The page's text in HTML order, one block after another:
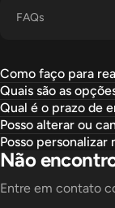
FAQs
Como faço para
Quais são as
Qual é o prazo de
Posso alterar ou
Posso personalizar
Não
Entre em contato